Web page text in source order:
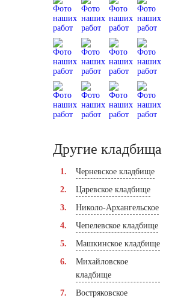
Другие кладбища
Черневское кладбище
Царевское кладбище
Николо-Архангельское
Чепелевское кладбище
Машкинское кладбище
Михайловское
кладбище
Востряковское